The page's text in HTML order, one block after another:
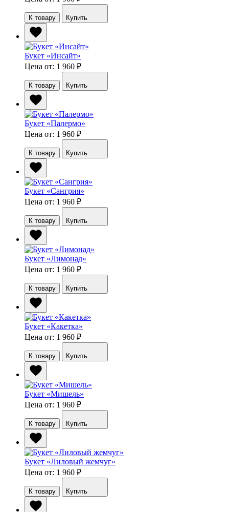
К товару Купить
Букет «Инсайт»
Цена от: 1 960 ₽
К товару Купить
Букет «Палермо»
Цена от: 1 960 ₽
К товару Купить
Букет «Сангрия»
Цена от: 1 960 ₽
К товару Купить
Букет «Лимонад»
Цена от: 1 960 ₽
К товару Купить
Букет «Какетка»
Цена от: 1 960 ₽
К товару Купить
Букет «Мишель»
Цена от: 1 960 ₽
К товару Купить
Букет «Лиловый жемчуг»
Цена от: 1 960 ₽
К товару Купить